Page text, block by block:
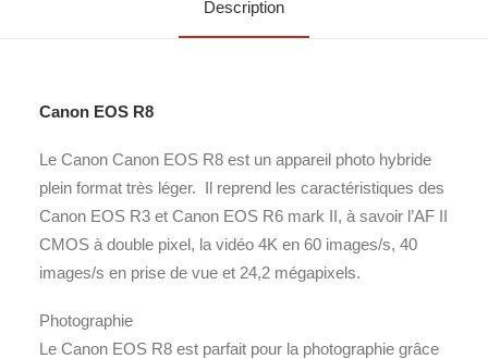
Description
Canon EOS R8
Le Canon Canon EOS R8 est un appareil photo hybride
plein format très léger. Il reprend les caractéristiques des
Canon EOS R3 et Canon EOS R6 mark II, à savoir l’AF II
CMOS à double pixel, la vidéo 4K en 60 images/s, 40
images/s en prise de vue et 24,2 mégapixels.
Photographie
Le Canon EOS R8 est parfait pour la photographie grâce